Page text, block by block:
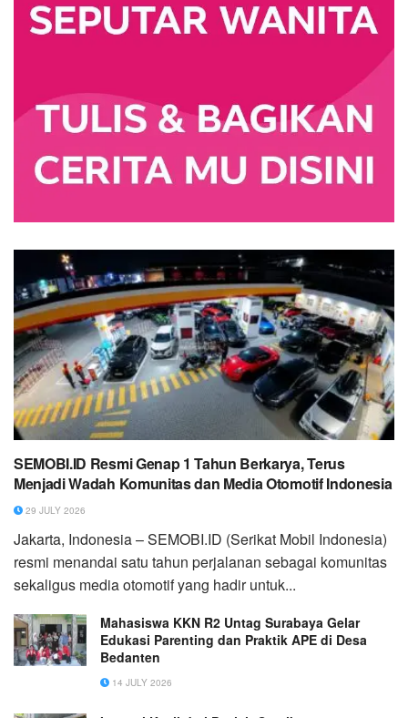
SEMOBI.ID Resmi Genap 1 Tahun Berkarya, Terus
Menjadi Wadah Komunitas dan Media Otomotif Indonesia
29 JULY 2026
Jakarta, Indonesia – SEMOBI.ID (Serikat Mobil Indonesia)
resmi menandai satu tahun perjalanan sebagai komunitas
sekaligus media otomotif yang hadir untuk...
Mahasiswa KKN R2 Untag Surabaya Gelar
Edukasi Parenting dan Praktik APE di Desa
Bedanten
14 JULY 2026